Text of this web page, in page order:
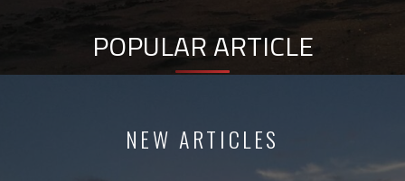
POPULAR ARTICLE
NEW ARTICLES